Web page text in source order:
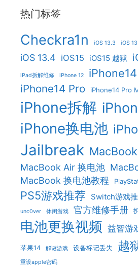
热门标签
Checkra1n iOS 13.3 iOS
iOS 13.4 iOS15 iOS15 越狱
iPad拆解维修 iPhone 12 iPhone14
iPhone14 Pro iPhone14 Pro
iPhone拆解
iPhone换电池
Jailbreak
MacBook Air 换电池
MacBook 换电池教程
PS5游戏推荐 Switch游戏
unc0ver 休闲游戏 官方维修手册
电池更换视频 益智游
苹果14 解谜游戏 设备标记丢失 越
重设apple密码